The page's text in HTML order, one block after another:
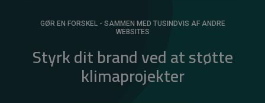
GØR EN FORSKEL - SAMMEN MED TUSINDVIS AF ANDRE
WEBSITES
Styrk dit brand ved at støtte
klimaprojekter